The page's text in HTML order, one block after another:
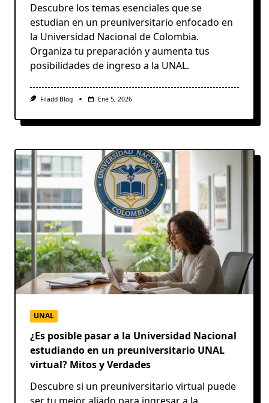
Descubre los temas esenciales que se
estudian en un preuniversitario enfocado en
la Universidad Nacional de Colombia.
Organiza tu preparación y aumenta tus
posibilidades de ingreso a la UNAL.
Filadd Blog Ene 5, 2026
UNAL
¿Es posible pasar a la Universidad Nacional
estudiando en un preuniversitario UNAL
virtual? Mitos y Verdades
Descubre si un preuniversitario virtual puede
ser tu mejor aliado para ingresar a la